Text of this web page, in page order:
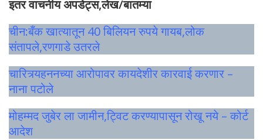
इतर वाचनीय अपडेट्स,लेख/बातम्या
चीन:बँक खात्यातून 40 बिलियन रुपये गायब,लोक
संतापले,रणगाडे उतरले
चारित्र्यहननच्या आरोपावर कायदेशीर कारवाई करणार –
नाना पटोले
मोहम्मद जुबेर ला जामीन,ट्विट करण्यापासून रोखू नये – कोर्ट
आदेश